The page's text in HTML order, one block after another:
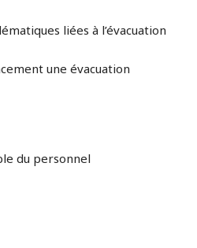
liées à l’évacuation
une évacuation
du personnel